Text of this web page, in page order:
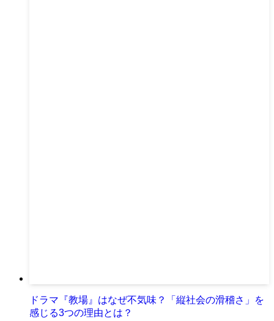
ドラマ『教場』はなぜ不気味？「縦社会の滑稽さ」を
感じる3つの理由とは？